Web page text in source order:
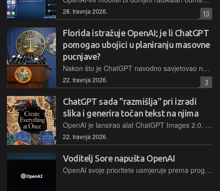
28. travnja 2026. 13
Florida istražuje OpenAI; je li ChatGPT
pomogao ubojici u planiranju masovne
pucnjave?
Nakon što je ChatGPT navodno savjetovao napadača uoči masovne pucnjave na sveučilištu, tužitelj na Floridi pokrenuo je kaznenu istragu protiv tvrtke OpenAI kako bi se utvrdila njihova odgovornost.
22. travnja 2026. 3
ChatGPT sada "razmišlja" pri izradi
slika i generira točan tekst na njima
OpenAI je lansirao alat ChatGPT Images 2.0, sustav koji integrira "razmišljanje" u generiranje slika, omogućujući precizno ispisivanje teksta, web pretragu u stvarnom vremenu i vizualni kontinuitet
22. travnja 2026.
Voditelj Sore napušta OpenAI
OpenAI svoje prioritete usmjeruje prema programiranju i poslovnim rješenjima, a niz odlazaka iz tvrtka upravo potvrđuje to unutarnje restrukturiranje